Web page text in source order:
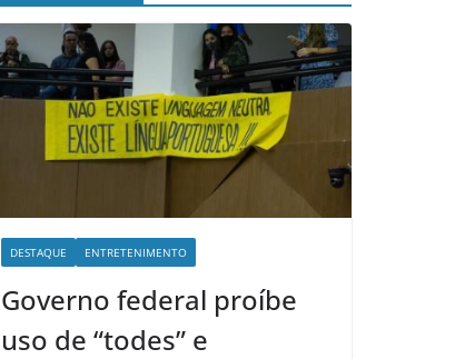
DESTAQUE ENTRETENIMENTO
Governo federal proíbe
uso de “todes” e